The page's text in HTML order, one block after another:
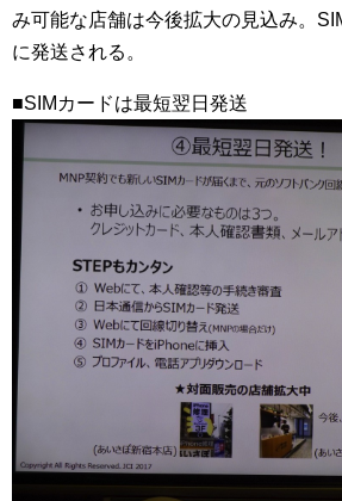
み可能な店舗は今後拡大の見込み。
に発送される。
■SIMカードは最短翌日発送